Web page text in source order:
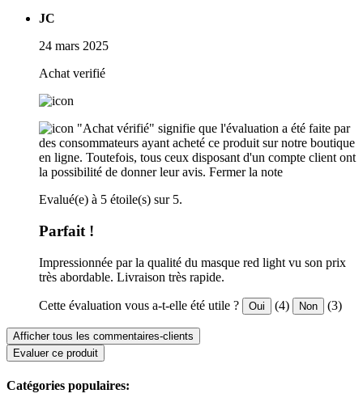
JC
24 mars 2025
Achat verifié
"Achat vérifié" signifie que l'évaluation a été faite par
des consommateurs ayant acheté ce produit sur notre boutique
en ligne. Toutefois, tous ceux disposant d'un compte client ont
la possibilité de donner leur avis. Fermer la note
Evalué(e) à 5 étoile(s) sur 5.
Parfait !
Impressionnée par la qualité du masque red light vu son prix
très abordable. Livraison très rapide.
Cette évaluation vous a-t-elle été utile ? Oui (4) Non (3)
Afficher tous les commentaires-clients
Evaluer ce produit
Catégories populaires: